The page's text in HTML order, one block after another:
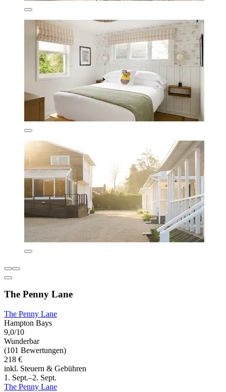
The Penny Lane
The Penny Lane
Hampton Bays
9,0/10
Wunderbar
(101 Bewertungen)
218 €
inkl. Steuern & Gebühren
1. Sept.–2. Sept.
The Penny Lane